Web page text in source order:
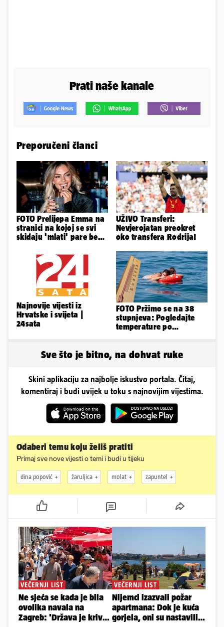
Prati naše kanale
Preporučeni članci
FOTO Prelijepa Emma na
stranici na kojoj se svi
skidaju 'mlati' pare bez
UŽIVO Transferi:
Nevjerojatan preokret
oko transfera Rodrija!
Najnovije vijesti iz
Hrvatske i svijeta |
24sata
FOTO Pržimo se na 38
stupnjeva: Pogledajte
temperature po
Sve što je bitno, na dohvat ruke
Skini aplikaciju za najbolje iskustvo portala. Čitaj,
komentiraj i budi uvijek u toku s najnovijim vijestima.
Odaberi temu koju želiš pratiti
Primaj sve nove vijesti o temi i budi u tijeku
dina popović žaruljica molat zapuntel